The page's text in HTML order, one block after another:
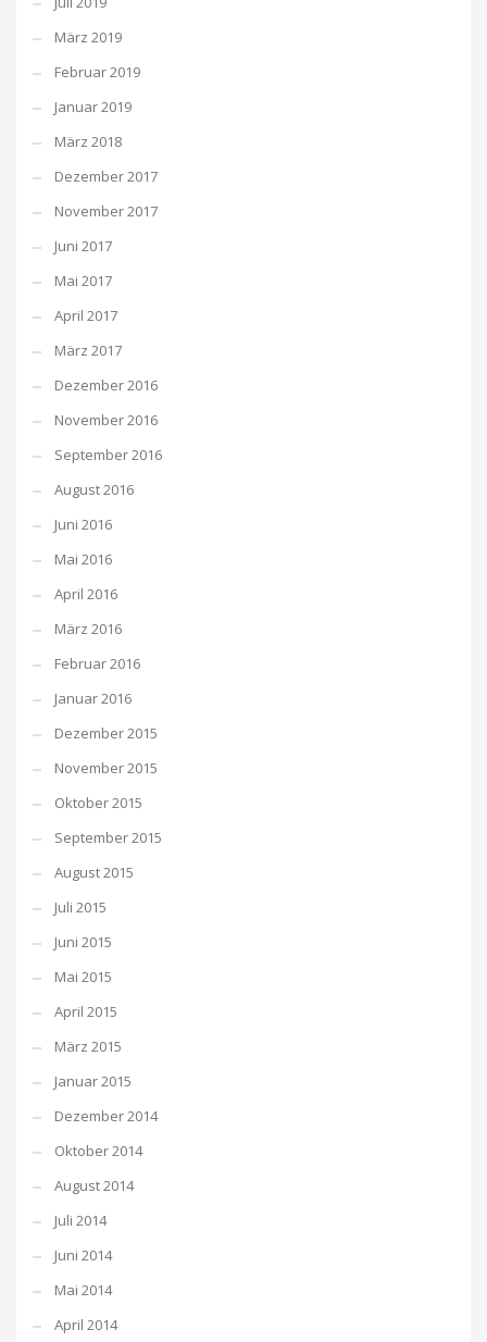
März 2019
Februar 2019
Januar 2019
März 2018
Dezember 2017
November 2017
Juni 2017
Mai 2017
April 2017
März 2017
Dezember 2016
November 2016
September 2016
August 2016
Juni 2016
Mai 2016
April 2016
März 2016
Februar 2016
Januar 2016
Dezember 2015
November 2015
Oktober 2015
September 2015
August 2015
Juli 2015
Juni 2015
Mai 2015
April 2015
März 2015
Januar 2015
Dezember 2014
Oktober 2014
August 2014
Juli 2014
Juni 2014
Mai 2014
April 2014